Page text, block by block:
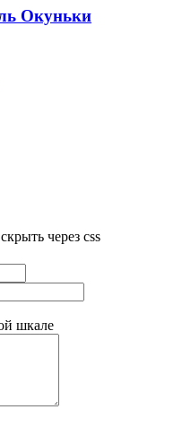
Окуньки
через css
шкале